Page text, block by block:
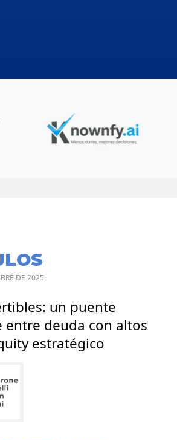
DE 2025
un puente
deuda con altos
estratégico